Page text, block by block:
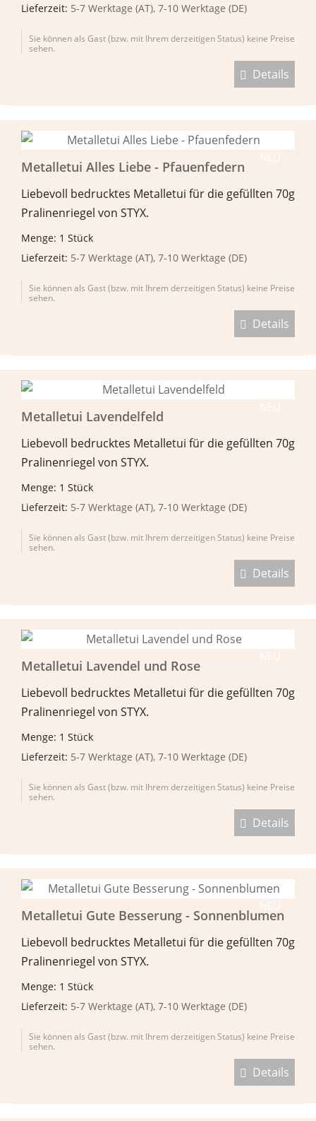
Lieferzeit: 5-7 Werktage (AT), 7-10 Werktage (DE)
Sie können als Gast (bzw. mit Ihrem derzeitigen Status) keine Preise
sehen.
Details
NEU
Metalletui Alles Liebe - Pfauenfedern
Liebevoll bedrucktes Metalletui für die gefüllten 70g
Pralinenriegel von STYX.
Menge: 1 Stück
Lieferzeit: 5-7 Werktage (AT), 7-10 Werktage (DE)
Sie können als Gast (bzw. mit Ihrem derzeitigen Status) keine Preise
sehen.
Details
NEU
Metalletui Lavendelfeld
Liebevoll bedrucktes Metalletui für die gefüllten 70g
Pralinenriegel von STYX.
Menge: 1 Stück
Lieferzeit: 5-7 Werktage (AT), 7-10 Werktage (DE)
Sie können als Gast (bzw. mit Ihrem derzeitigen Status) keine Preise
sehen.
Details
NEU
Metalletui Lavendel und Rose
Liebevoll bedrucktes Metalletui für die gefüllten 70g
Pralinenriegel von STYX.
Menge: 1 Stück
Lieferzeit: 5-7 Werktage (AT), 7-10 Werktage (DE)
Sie können als Gast (bzw. mit Ihrem derzeitigen Status) keine Preise
sehen.
Details
NEU
Metalletui Gute Besserung - Sonnenblumen
Liebevoll bedrucktes Metalletui für die gefüllten 70g
Pralinenriegel von STYX.
Menge: 1 Stück
Lieferzeit: 5-7 Werktage (AT), 7-10 Werktage (DE)
Sie können als Gast (bzw. mit Ihrem derzeitigen Status) keine Preise
sehen.
Details